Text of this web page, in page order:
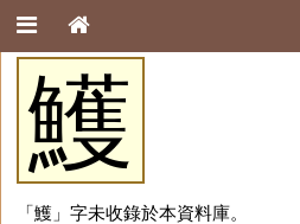
鱯
「鱯」字未收錄於本資料庫。